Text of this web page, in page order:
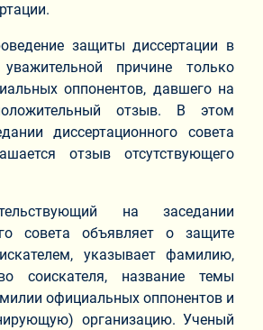
защиты диссертации в
причине только
оппонентов, давшего на
отзыв. В этом
диссертационного совета
отзыв отсутствующего
на заседании
совета объявляет о защите
указывает фамилию,
соискателя, название темы
официальных оппонентов и
организацию. Ученый